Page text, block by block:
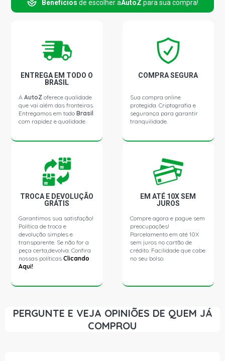
ETIOS SEDAN XS SEDAN 1.5 16V 2NR-FE L4 FLEX (2014 -
2016)
RAV4 4WD SUV 2.4 16V 2AZ-FE VVTI GASOLINA (2012 -
RAV4 4WD SUV 2.5 16V 2AR-FE VVTI GASOLINA (2013 -
ETIOS HATCH CROSS HATCH 1.5 16V 2NR-FE L4 FLEX
(2016 - 2017)
Benefícios de escolher aAutoZ para sua compra!
ENTREGA EM TODO O
BRASIL
AAutoZ oferece qualidade
que vai além das fronteiras.
Entregamos em todoBrasil
com rapidez e qualidade.
COMPRA SEGURA
Sua compra online
protegida. Criptografia e
segurança para garantir
tranquilidade.
TROCA E DEVOLUÇÃO
GRÁTIS
Garantimos sua satisfação!
Política de troca e
devolução simples e
transparente. Se não for a
peça certa,devolva. Confira
nossas políticasClicando
Aqui!
EM ATÉ 10X SEM
JUROS
Compre agora e pague sem
preocupações!
Parcelamento em até 10X
sem juros no cartão de
crédito. Facilidade que cabe
no seu bolso.
PERGUNTE E VEJA OPINIÕES DE QUEM JÁ
COMPROU